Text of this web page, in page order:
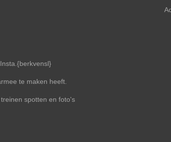
te maken heeft.
spotten en foto's